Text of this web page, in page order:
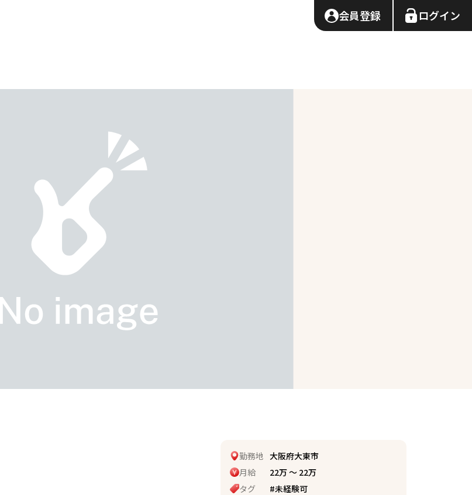
会員登録 ログイン
勤務地 大阪府大東市
月給
22万 〜 22万
タグ
#未経験可